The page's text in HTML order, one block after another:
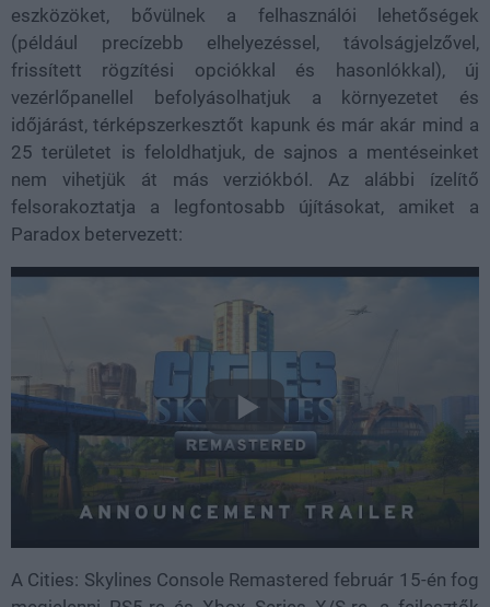
eszközöket, bővülnek a felhasználói lehetőségek
(például precízebb elhelyezéssel, távolságjelzővel,
frissített rögzítési opciókkal és hasonlókkal), új
vezérlőpanellel befolyásolhatjuk a környezetet és
időjárást, térképszerkesztőt kapunk és már akár mind a
25 területet is feloldhatjuk, de sajnos a mentéseinket
nem vihetjük át más verziókból. Az alábbi ízelítő
felsorakoztatja a legfontosabb újításokat, amiket a
Paradox betervezett:
A Cities: Skylines Console Remastered február 15-én fog